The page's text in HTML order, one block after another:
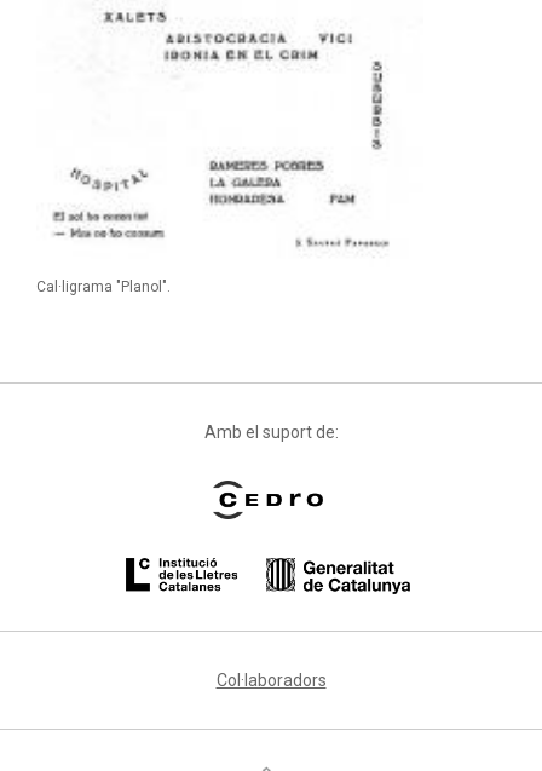
Cal·ligrama "Planol".
Amb el suport de:
Col·laboradors